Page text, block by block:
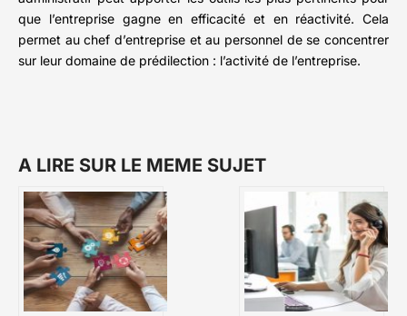
que l’entreprise gagne en efficacité et en réactivité. Cela
permet au chef d’entreprise et au personnel de se concentrer
sur leur domaine de prédilection : l’activité de l’entreprise.
A LIRE SUR LE MEME SUJET